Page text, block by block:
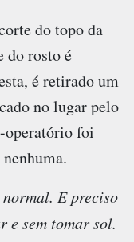
do topo da
do rosto é
é retirado um
no lugar pelo
operatório foi
E preciso
e sem tomar sol.